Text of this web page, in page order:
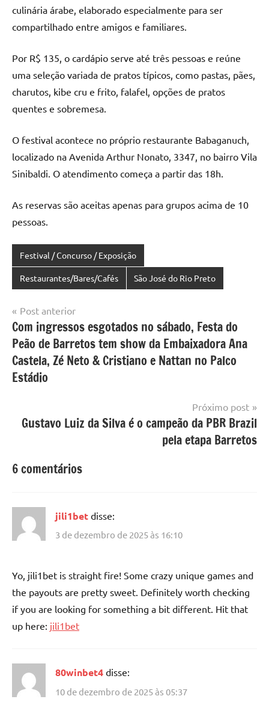
culinária árabe, elaborado especialmente para ser
compartilhado entre amigos e familiares.
Por R$ 135, o cardápio serve até três pessoas e reúne
uma seleção variada de pratos típicos, como pastas, pães,
charutos, kibe cru e frito, falafel, opções de pratos
quentes e sobremesa.
O festival acontece no próprio restaurante Babaganuch,
localizado na Avenida Arthur Nonato, 3347, no bairro Vila
Sinibaldi. O atendimento começa a partir das 18h.
As reservas são aceitas apenas para grupos acima de 10
pessoas.
Festival / Concurso / Exposição
Restaurantes/Bares/Cafés São José do Rio Preto
Navegação
de
Post
Post anterior
Com ingressos esgotados no sábado, Festa do
Peão de Barretos tem show da Embaixadora Ana
Castela, Zé Neto & Cristiano e Nattan no Palco
Estádio
Próximo post
Gustavo Luiz da Silva é o campeão da PBR Brazil
pela etapa Barretos
6 comentários
jili1bet disse:
3 de dezembro de 2025 às 16:10
Yo, jili1bet is straight fire! Some crazy unique games and
the payouts are pretty sweet. Definitely worth checking
if you are looking for something a bit different. Hit that
up here: jili1bet
80winbet4 disse:
10 de dezembro de 2025 às 05:37